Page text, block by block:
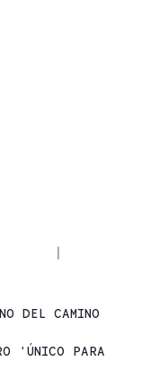
DEL CAMINO
‘ÚNICO PARA